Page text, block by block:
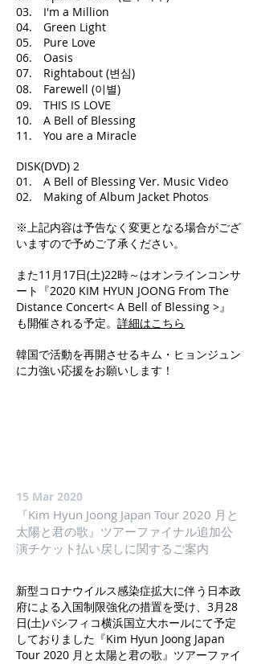
03. I'm a Million
04. Green Light
05. Pure Love
06. Oasis
07. Rightabout (변심)
08. Farewell (이별)
09. THIS IS LOVE
10. A Bell of Blessing
11. You are a Miracle
DISK(DVD) 2
01. A Bell of Blessing Ver. Music Video
02. Making of Album Jacket Photos
※上記内容は予告なく変更となる場合がござ
いますので予めご了承ください。
また11月17日(土)22時～はオンラインコンサ
ート『2020 KIM HYUN JOONG From The
Distance Concert< A Bell of Blessing >』
も開催される予定。 詳細はこちら
韓国で活動を再開させるキム・ヒョンジュン
に力強い応援をお願いします！
15 Mar 2020
『Kim Hyun Joong Japan Tour 2020 月と
太陽と君の歌』ツアーファイナル追加公
演チケット払い戻しに関するご案内
新型コロナウイルス感染症拡大に伴う日本政
府による入国制限強化の措置を受け、3月28
日(土)パシフィコ横浜国立大ホールにて予定
しておりました『Kim Hyun Joong Japan
Tour 2020 月と太陽と君の歌』ツアーファイ